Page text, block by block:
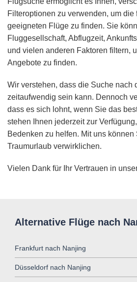
Filteroptionen zu verwenden, um die
geeigneten Flüge zu finden. Sie
Fluggesellschaft, Abflugzeit,
und vielen anderen Faktoren filtern,
Angebote zu finden.
Wir verstehen, dass die Suche nach
zeitaufwendig sein kann. Dennoch
dass es sich lohnt, wenn Sie das
stehen Ihnen jederzeit zur
Bedenken zu helfen. Mit uns können
Traumurlaub verwirklichen.
Vielen Dank für Ihr Vertrauen in
Alternative Flüge nach
Frankfurt nach Nanjing
Düsseldorf nach Nanjing